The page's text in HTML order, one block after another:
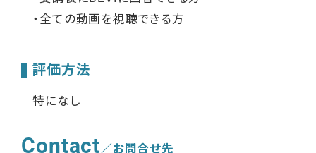
・全ての動画を視聴できる方
評価方法
特になし
Contact／お問合せ先